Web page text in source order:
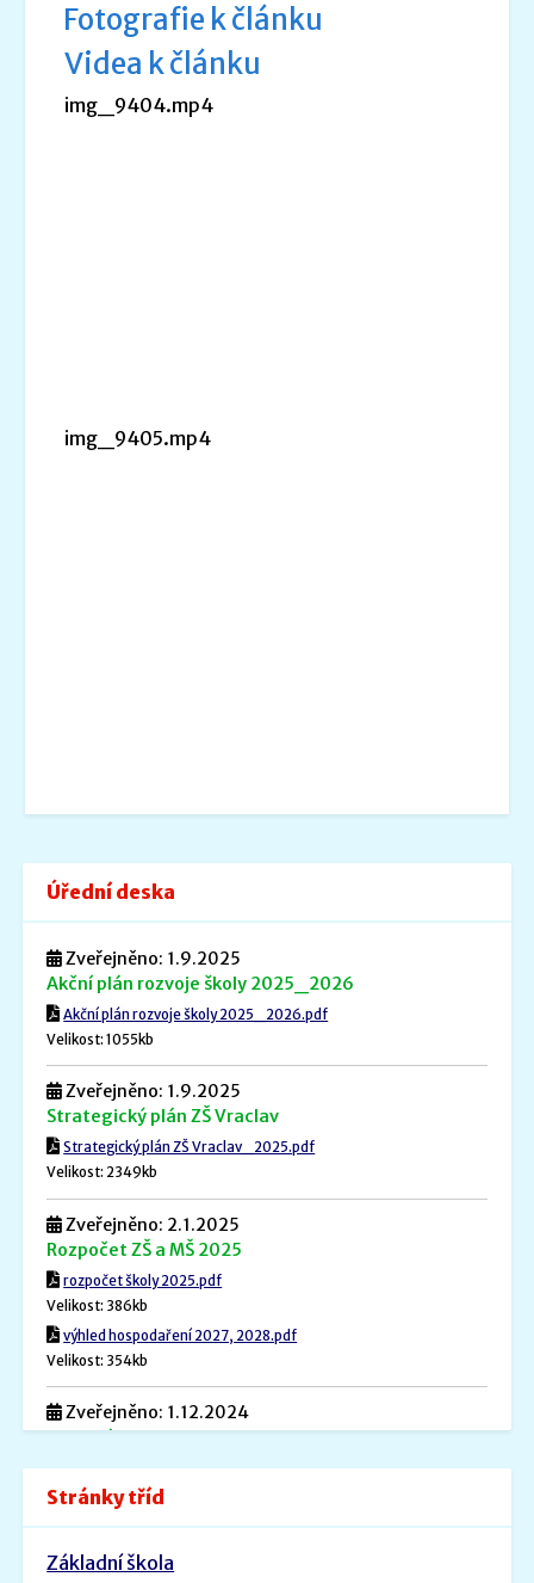
Fotografie k článku
Videa k článku
img_9404.mp4
img_9405.mp4
Úřední deska
Zveřejněno: 1.9.2025
Akční plán rozvoje školy 2025_2026
Akční plán rozvoje školy 2025_2026.pdf
Velikost: 1055kb
Zveřejněno: 1.9.2025
Strategický plán ZŠ Vraclav
Strategický plán ZŠ Vraclav_2025.pdf
Velikost: 2349kb
Zveřejněno: 2.1.2025
Rozpočet ZŠ a MŠ 2025
rozpočet školy 2025.pdf
Velikost: 386kb
výhled hospodaření 2027, 2028.pdf
Velikost: 354kb
Zveřejněno: 1.12.2024
Povinné informace
Povinné informace.pdf
Velikost: 240kb
ŠVP PV _ MŠ Rybička
Stránky tříd
Základní škola